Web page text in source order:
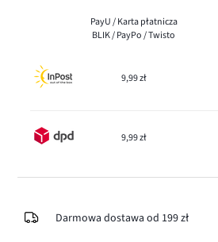
PayU / Karta płatnicza
BLIK / PayPo / Twisto
9,99 zł
9,99 zł
Darmowa dostawa od 199 zł